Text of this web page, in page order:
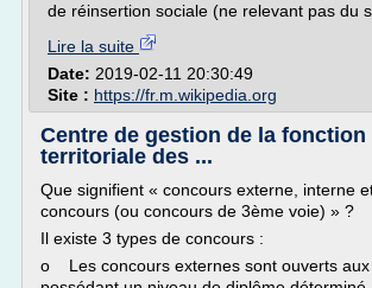
de réinsertion sociale (ne relevant pas du
Lire la suite
Date: 2019-02-11 20:30:49
Site : https://fr.m.wikipedia.org
Centre de gestion de la
territoriale des ...
Que signifient « concours externe, interne
concours (ou concours de 3ème voie) » ?
Il existe 3 types de concours :
o Les concours externes sont ouverts aux